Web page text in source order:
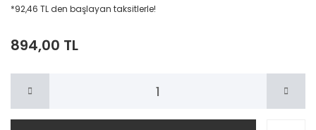
*92,46 TL den başlayan taksitlerle!
894,00 TL